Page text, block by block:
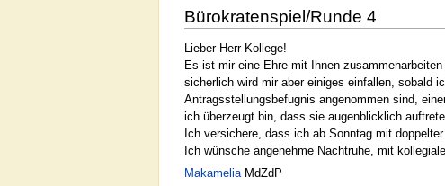
Bürokratenspiel/Runde 4
Lieber Herr Kollege!
Es ist mir eine Ehre mit Ihnen
sicherlich wird mir aber einiges einfallen, sobald
Antragsstellungsbefugnis angenommen sind,
ich überzeugt bin, dass sie augenblicklich
Ich versichere, dass ich ab Sonntag mit
Ich wünsche angenehme Nachtruhe, mit
MakameliaMdZdP